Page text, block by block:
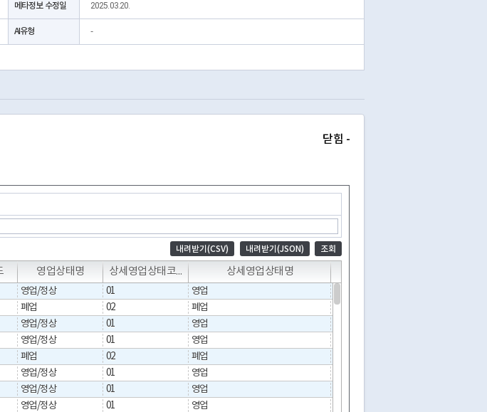
메타정보 수정일 2025.03.20.
AI유형 -
닫힘 -
내려받기(CSV) 내려받기(JSON) 조회
영업상태명 상세영업상태코드 상세영업상태명
T T
영업/정상 01
영업
폐업 02 폐업 2018-12-24
영업/정상 01
영업
영업/정상 01
영업
폐업 02 폐업
영업/정상 01 영업
영업/정상 01 영업
영업/정상 01 영업